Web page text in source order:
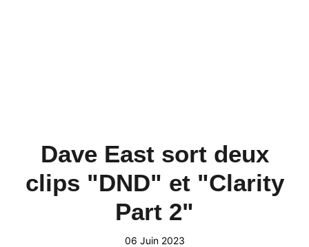
Dave East sort deux
clips "DND" et "Clarity
Part 2"
06 Juin 2023